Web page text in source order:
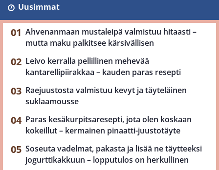
Uusimmat
Ahvenanmaan mustaleipä valmistuu hitaasti –
mutta maku palkitsee kärsivällisen
Leivo kerralla pellillinen mehevää
kantarellipiirakkaa – kauden paras resepti
Raejuustosta valmistuu kevyt ja täyteläinen
suklaamousse
Paras kesäkurpitsaresepti, jota olen koskaan
kokeillut – kermainen pinaatti-juustotäyte
Soseuta vadelmat, pakasta ja lisää ne täytteeksi
jogurttikakkuun – lopputulos on herkullinen